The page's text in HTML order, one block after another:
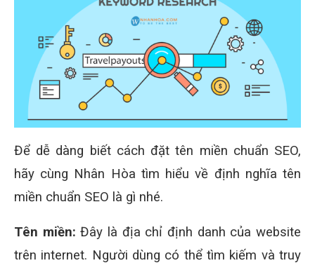
Để dễ dàng biết cách đặt tên miền chuẩn SEO,
hãy cùng Nhân Hòa tìm hiểu về định nghĩa tên
miền chuẩn SEO là gì nhé.
Tên miền: Đây là địa chỉ định danh của website
trên internet. Người dùng có thể tìm kiếm và truy